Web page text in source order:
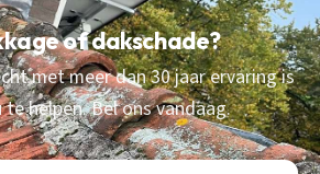
of dakschade?
met meer dan 30 jaar ervaring is
helpen. Bel ons vandaag.